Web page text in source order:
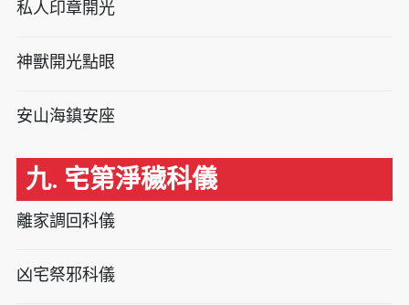
私人印章開光
神獸開光點眼
安山海鎮安座
九. 宅第淨穢科儀
離家調回科儀
凶宅祭邪科儀